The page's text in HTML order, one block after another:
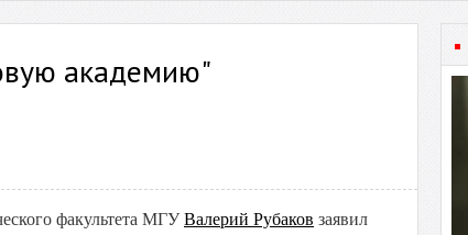
академию"
факультета МГУВалерий Рубаков заявил